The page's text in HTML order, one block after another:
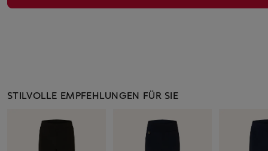
STILVOLLE EMPFEHLUNGEN FÜR SIE